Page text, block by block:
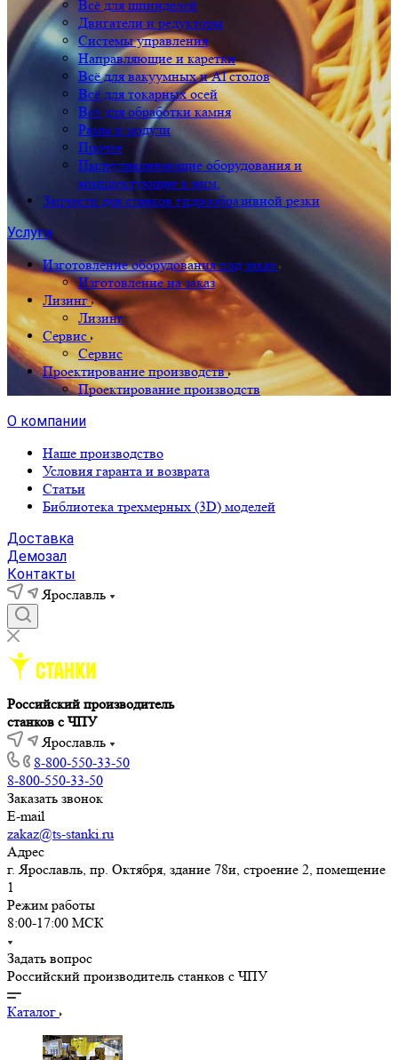
Всё для шпинделей
Двигатели и редукторы
Системы управления
Направляющие и каретки
Всё для вакуумных и Al столов
Всё для токарных осей
Всё для обработки камня
Рамы и модули
Прочее
Пылеулавливающие оборудования и
комплектующие к ним.
Запчасти для станков гидрообразивной резки
Услуги
Изготовление оборудования под заказ
Изготовление на заказ
Лизинг
Лизинг
Сервис
Сервис
Проектирование производств
Проектирование производств
О компании
Наше производство
Условия гаранта и возврата
Статьи
Библиотека трехмерных (3D) моделей
Доставка
Демозал
Контакты
Ярославль
Российский производитель
станков с ЧПУ
Ярославль
8-800-550-33-50
8-800-550-33-50
Заказать звонок
E-mail
zakaz@ts-stanki.ru
Адрес
г. Ярославль, пр. Октября, здание 78и, строение 2, помещение
1
Режим работы
8:00-17:00 МСК
Задать вопрос
Российский производитель станков с ЧПУ
Каталог